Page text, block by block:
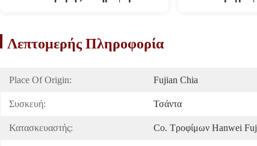
Λεπτομερής Πληροφορία
Place Of Origin: Fujian Chia
Συσκευή: Τσάντα
Κατασκευαστής: Co. Τροφίμων Hanwei